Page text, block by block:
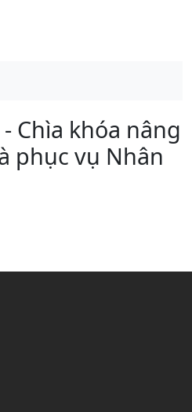
Chìa khóa nâng
phục vụ Nhân